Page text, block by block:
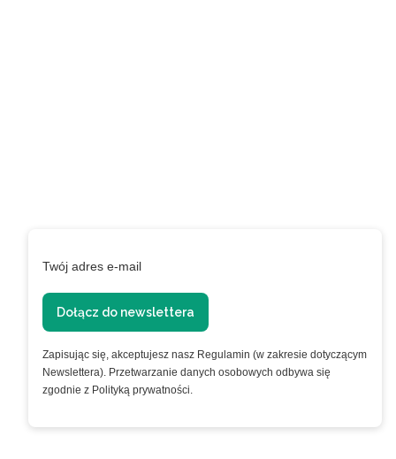
Twój adres e-mail
Dołącz do newslettera
Zapisując się, akceptujesz nasz Regulamin (w zakresie dotyczącym
Newslettera). Przetwarzanie danych osobowych odbywa się
zgodnie z Polityką prywatności.